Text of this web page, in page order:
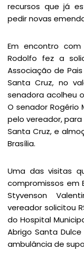
recursos que já
pedir novas
Em encontro com
Rodolfo fez a
Associação de
Santa Cruz, no
senadora acolheu
O senador Rogério
pelo vereador,
Santa Cruz, e
Brasília.
Uma das visitas
compromissos em
Styvenson
vereador solicitou
do Hospital
Abrigo Santa
ambulância de